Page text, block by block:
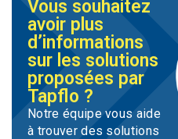
Vous souhaitez
avoir plus
d’informations
sur les solutions
proposées par
Tapflo ?
Notre équipe vous aide
à trouver des solutions